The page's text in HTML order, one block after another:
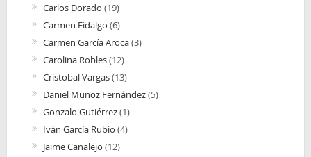
Carlos Dorado (19)
Carmen Fidalgo (6)
Carmen García Aroca(3)
Carolina Robles(12)
Cristobal Vargas(13)
Daniel Muñoz Fernández(5)
Gonzalo Gutiérrez(1)
Iván García Rubio (4)
Jaime Canalejo (12)